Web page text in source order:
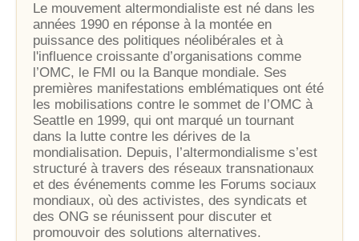
Le mouvement altermondialiste est né dans les
années 1990 en réponse à la montée en
puissance des politiques néolibérales et à
l'influence croissante d’organisations comme
l’OMC, le FMI ou la Banque mondiale. Ses
premières manifestations emblématiques ont été
les mobilisations contre le sommet de l’OMC à
Seattle en 1999, qui ont marqué un tournant
dans la lutte contre les dérives de la
mondialisation. Depuis, l’altermondialisme s’est
structuré à travers des réseaux transnationaux
et des événements comme les Forums sociaux
mondiaux, où des activistes, des syndicats et
des ONG se réunissent pour discuter et
promouvoir des solutions alternatives.